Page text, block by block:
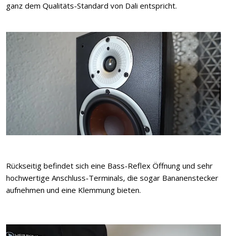
ganz dem Qualitäts-Standard von Dali entspricht.
Rückseitig befindet sich eine Bass-Reflex Öffnung und sehr
hochwertige Anschluss-Terminals, die sogar Bananenstecker
aufnehmen und eine Klemmung bieten.